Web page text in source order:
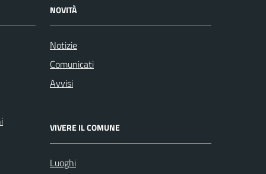
NOVITÀ
Notizie
Comunicati
Avvisi
VIVERE IL COMUNE
Luoghi